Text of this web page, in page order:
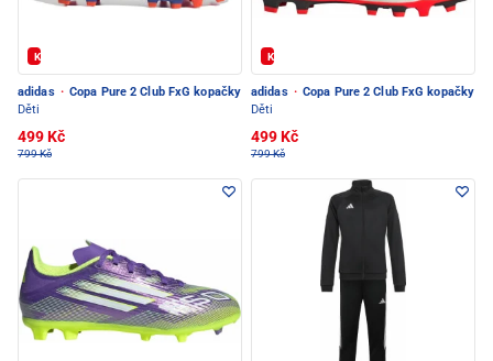
Kód: FOTBAL20
adidas · Copa Pure 2 Club FxG kopačky
Děti
499 Kč
799 Kč
Kód: FOTBAL20
adidas · Copa Pure 2 Club FxG kopačky
Děti
499 Kč
799 Kč